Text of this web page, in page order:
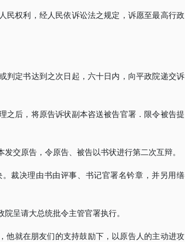
民权利，经人民依诉讼法之规定，诉愿至最高行政
判定书达到之次日起，六十日内，向平政院递交诉
之后，将原告诉状副本咨送被告官署．限令被告提
交原告，令原告、被告以书状进行第二次互辩。
裁决理由书由评事、书记官署名钤章，并另用缮
呈请大总统批令主管官署执行。
他就在朋友们的支持鼓励下，以原告人的主动进攻